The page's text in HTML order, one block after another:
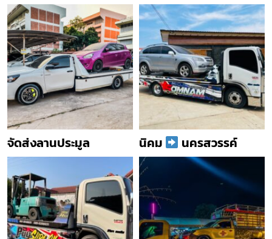
จัดส่งลานประมูล นิคม นครสวรรค์